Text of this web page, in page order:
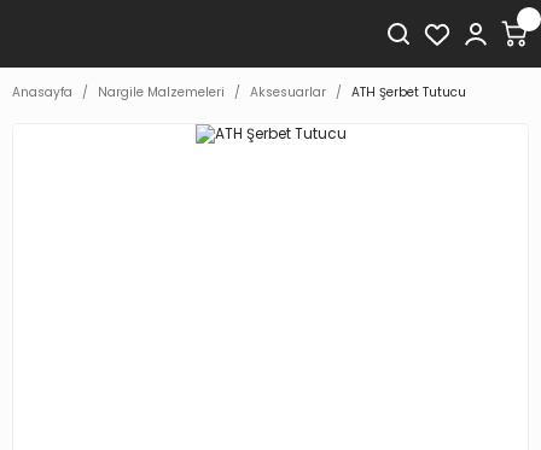
Anasayfa Nargile Malzemeleri Aksesuarlar ATH Şerbet Tutucu